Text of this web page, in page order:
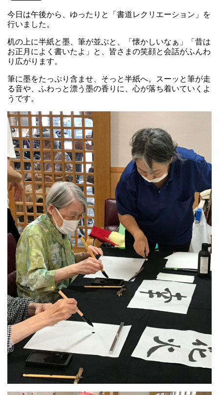
今日は午後から、ゆったりと「書道レクリエーション」を
行いました。
机の上に半紙と墨、筆が並ぶと、「懐かしいなぁ」「昔は
お正月によく書いたよ」と、皆さまの笑顔と会話がふんわ
り広がります。
筆に墨をたっぷり含ませ、そっと半紙へ。スーッと筆が走
る音や、ふわっと漂う墨の香りに、心が落ち着いていくよ
うです。